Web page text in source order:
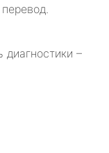
диагностики –